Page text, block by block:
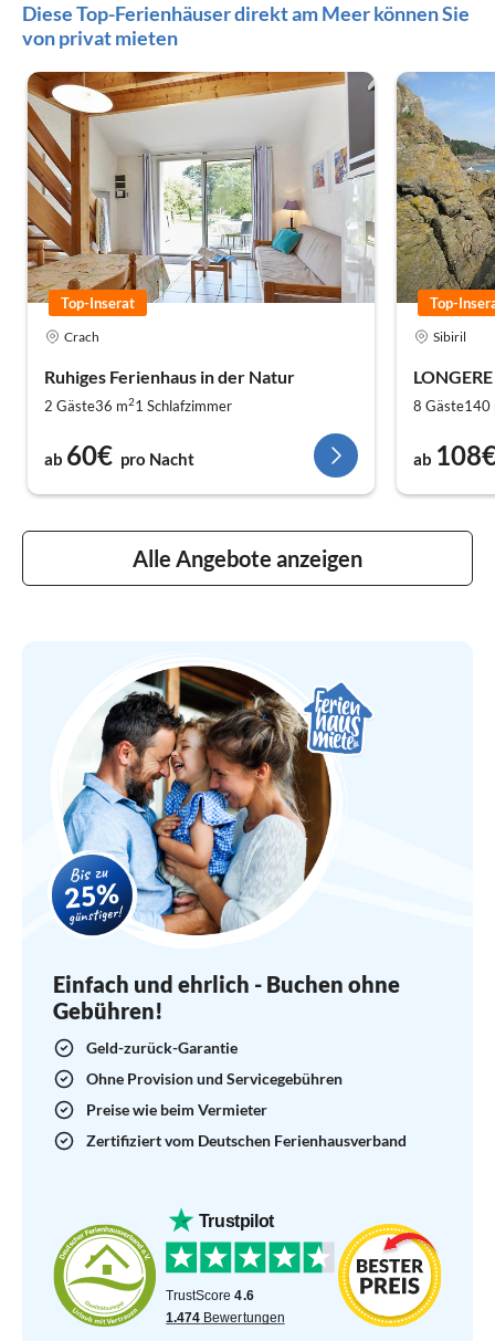
Diese Top-Ferienhäuser direkt am Meer können Sie
von privat mieten
Crach
Ruhiges Ferienhaus in der Natur
2 Gäste36 m21 Schlafzimmer
ab 60€ pro Nacht
Top-Inserat
Sibiril
8 Gäste140
ab
Top-
Alle Angebote anzeigen
Einfach und ehrlich - Buchen ohne
Gebühren!
Geld-zurück-Garantie
Ohne Provision und Servicegebühren
Preise wie beim Vermieter
Zertifiziert vom Deutschen Ferienhausverband